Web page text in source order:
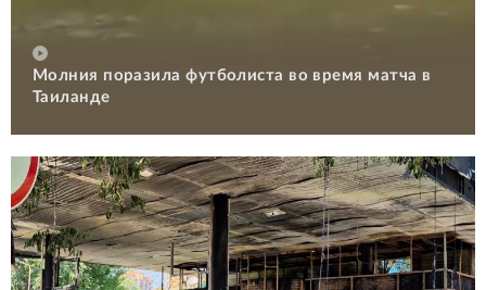
Молния поразила футболиста во время матча в
Таиланде